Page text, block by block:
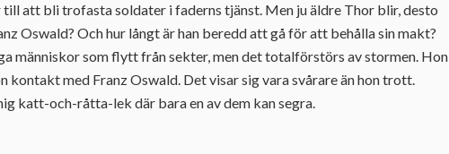
att bli trofasta soldater i faderns tjänst. Men ju äldre Thor blir, desto
Oswald? Och hur långt är han beredd att gå för att behålla sin makt?
människor som flytt från sekter, men det totalförstörs av stormen. Hon
kontakt med Franz Oswald. Det visar sig vara svårare än hon trott.
katt-och-råtta-lek där bara en av dem kan segra.